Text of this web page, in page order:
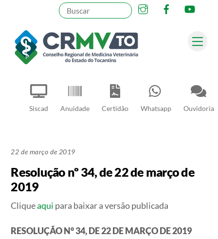
content
Siscad Anuidade Certidão Whatsapp Ouvidoria
InstagramFacebook
Pesquisar
22 de março de 2019
Resolução nº 34, de 22 de março de
2019
Cliqueaqui para baixar a versão publicada
RESOLUÇÃO N° 34, DE 22 DE MARÇO DE 2019